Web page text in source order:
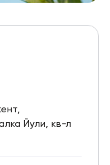
Йули, кв-л